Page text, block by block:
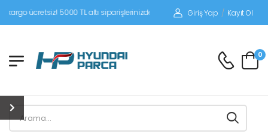
5000 TL altı siparişlerinizde siparişleriniz alıcı ödemeli gönderilir.
Giriş Yap / Kayıt Ol
0